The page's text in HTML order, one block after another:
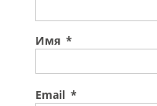
Имя *
Email *